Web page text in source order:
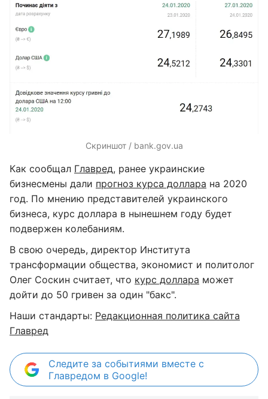
Скриншот / bank.gov.ua
Как сообщал Главред, ранее украинские
бизнесмены дали прогноз курса доллара на 2020
год. По мнению представителей украинского
бизнеса, курс доллара в нынешнем году будет
подвержен колебаниям.
В свою очередь, директор Института
трансформации общества, экономист и политолог
Олег Соскин считает, что курс доллара может
дойти до 50 гривен за один "бакс".
Наши стандарты: Редакционная политика сайта
Главред
Следите за событиями вместе с
Главредом в Google!